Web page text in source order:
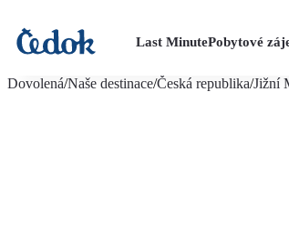
Last MinutePobytové
Dovolená/Naše destinace/Česká republika/Jižní